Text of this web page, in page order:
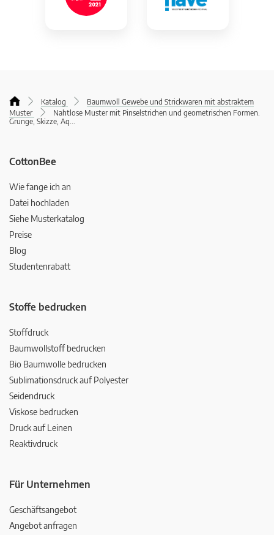
Katalog
Baumwoll Gewebe und Strickwaren mit abstraktem
Muster
Nahtlose Muster mit Pinselstrichen und geometrischen Formen.
Grunge, Skizze, Aq...
CottonBee
Wie fange ich an
Datei hochladen
Siehe Musterkatalog
Preise
Blog
Studentenrabatt
Stoffe bedrucken
Stoffdruck
Baumwollstoff bedrucken
Bio Baumwolle bedrucken
Sublimationsdruck auf Polyester
Seidendruck
Viskose bedrucken
Druck auf Leinen
Reaktivdruck
Für Unternehmen
Geschäftsangebot
Angebot anfragen